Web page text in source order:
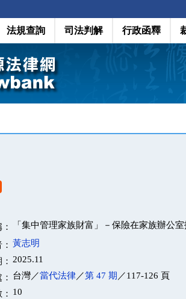
法規查詢 司法判解 行政函釋
「集中管理家族財富」－保險在家族辦公
黃志明
2025.11
台灣／當代法律／第 47 期 ／117-126 頁
10